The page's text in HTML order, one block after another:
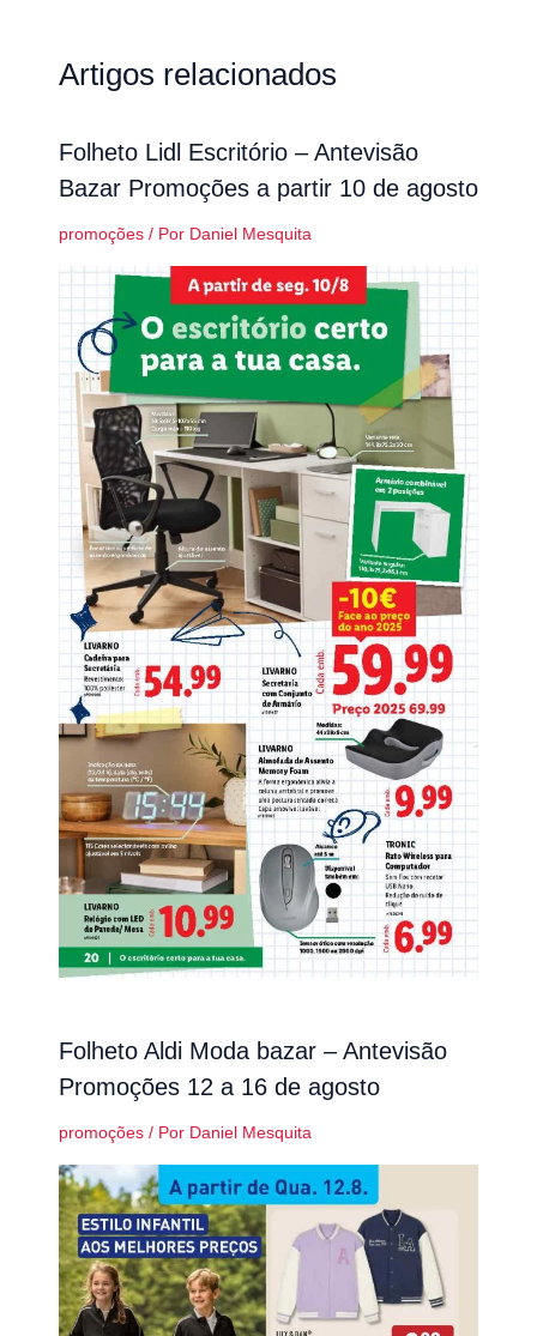
Artigos relacionados
Folheto Lidl Escritório – Antevisão
Bazar Promoções a partir 10 de agosto
promoções/ Por Daniel Mesquita
Folheto Aldi Moda bazar – Antevisão
Promoções 12 a 16 de agosto
promoções/ Por Daniel Mesquita